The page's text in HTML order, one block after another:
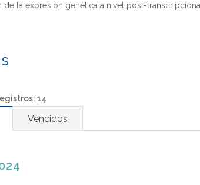
de la expresión genética a nivel post-
14
Vencidos